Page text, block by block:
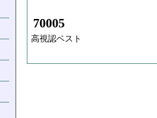
70005
高視認ベスト